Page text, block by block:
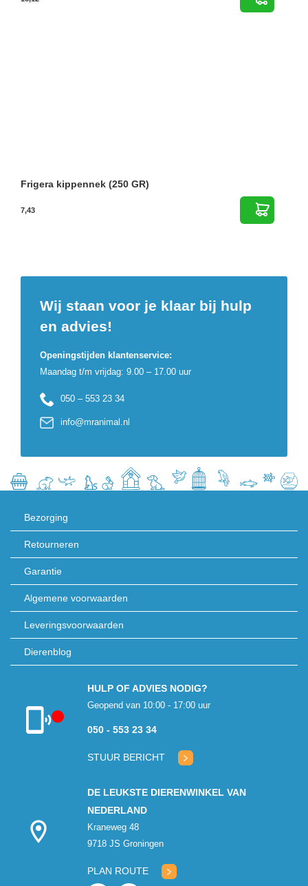
Frigera kippennek (250 GR)
7,43
Wij staan voor je klaar bij hulp
en advies!
Openingstijden klantenservice:
Maandag t/m vrijdag: 9.00 – 17.00 uur
050 – 553 23 34
info@mranimal.nl
Bezorging
Retourneren
Garantie
Algemene voorwaarden
Leveringsvoorwaarden
Dierenblog
Klantenservice
HULP OF ADVIES NODIG?
Geopend van 10:00 - 17:00 uur
050 - 553 23 34
STUUR BERICHT
DE LEUKSTE DIERENWINKEL VAN
NEDERLAND
Kraneweg 48
9718 JS Groningen
PLAN ROUTE